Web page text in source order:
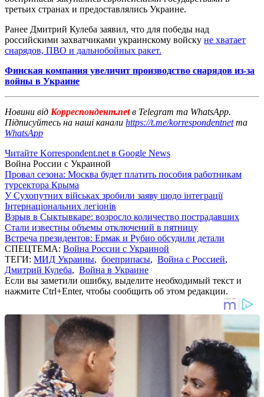
третьих странах и предоставлялись Украине.
Ранее Дмитрий Кулеба заявил, что для победы над
российскими захватчиками украинскому войску не хватает
снарядов, ПВО и дальнобойных ракет.
Финская компания увеличит производство снарядов из-за
войны в Украине
Новини від Корреспондент.netв Telegram та WhatsApp.
Підписуйтесь на наші канали https://t.me/korrespondentnetта
WhatsApp
Читайте Korrespondent.net в Google News
Война России с Украиной
Провал сезона: Москва будет платить пособия работникам
турсектора Крыма
У Сухопутних військах зробили заяву щодо інтеграції
Інтернаціональних легіонів
Взрыв в Сыктывкаре: возросло количество пострадавших
Стали известны объемы отключений в пятницу
Встреча президентов: Ермак и Рубио обсудили детали
СПЕЦТЕМА: Война России с Украиной
ТЕГИ: МИД Украины, боеприпасы, Война с Россией,
Дмитрий Кулеба, Война в Украине
Если вы заметили ошибку, выделите необходимый текст и
нажмите Ctrl+Enter, чтобы сообщить об этом редакции.